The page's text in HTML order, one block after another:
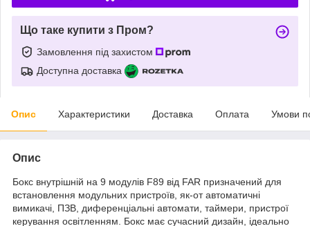
Що таке купити з Пром?
Замовлення під захистом
Доступна доставка
Опис Характеристики Доставка Оплата Умови
Опис
Бокс внутрішній на 9 модулів F89 від FAR призначений для
встановлення модульних пристроїв, як-от автоматичні
вимикачі, ПЗВ, диференціальні автомати, таймери, пристрої
керування освітленням. Бокс має сучасний дизайн, ідеально